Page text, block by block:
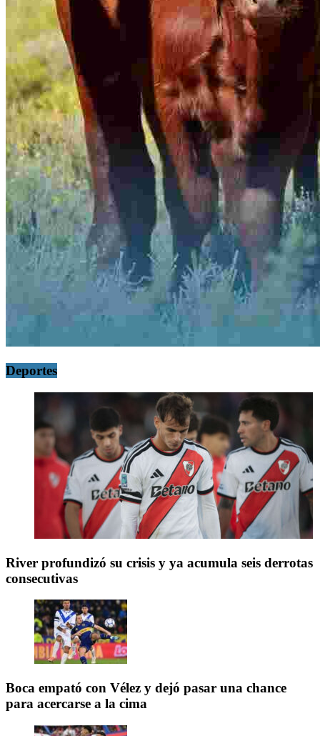
Deportes
River profundizó su crisis y ya acumula seis derrotas
consecutivas
Boca empató con Vélez y dejó pasar una chance
para acercarse a la cima